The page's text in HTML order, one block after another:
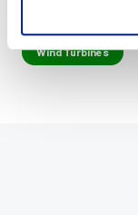
Wind Turbines